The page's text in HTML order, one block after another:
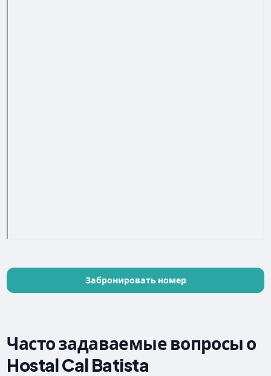
Забронировать номер
Часто задаваемые вопросы о
Hostal Cal Batista